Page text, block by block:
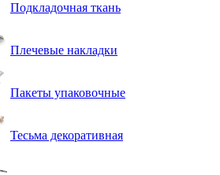
Подкладочная ткань
Плечевые накладки
Пакеты упаковочные
Тесьма декоративная